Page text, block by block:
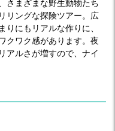
さまざまな野生動物たち
リングな探険ツアー。広
りにもリアルな作りに、
クワク感があります。夜
アルさが増すので、ナイ